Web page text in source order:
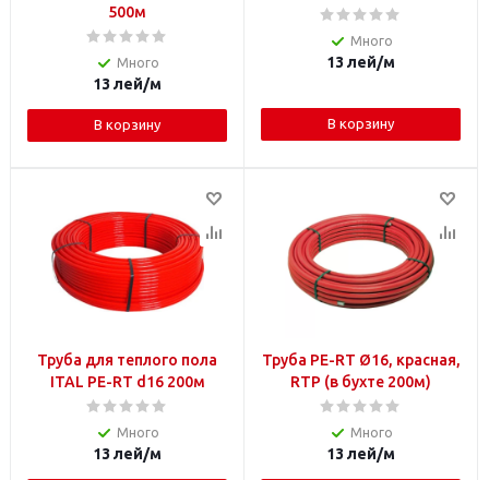
500м
Много
13 лей/м
В корзину
Много
13 лей/м
В корзину
Труба для теплого пола
ITAL PE-RT d16 200м
Много
13 лей/м
Труба PE-RT Ø16, красная,
RTP (в бухте 200м)
Много
13 лей/м